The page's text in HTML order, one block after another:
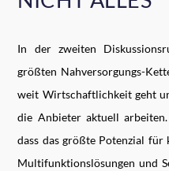
In der zweiten
größten Nahversorgungs-
weit Wirtschaftlichkeit geht
die Anbieter aktuell
dass das größte Potenzial für
Multifunktionslösungen und